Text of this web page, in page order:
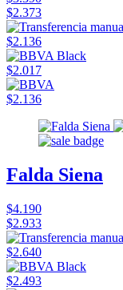
$2.373
$2.136
$2.017
$2.136
Falda Siena
$4.190
$2.933
$2.640
$2.493